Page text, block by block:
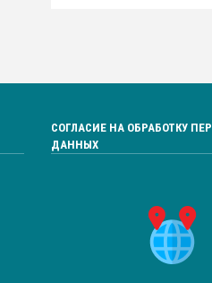
СОГЛАСИЕ НА ОБРАБОТКУ
ДАННЫХ